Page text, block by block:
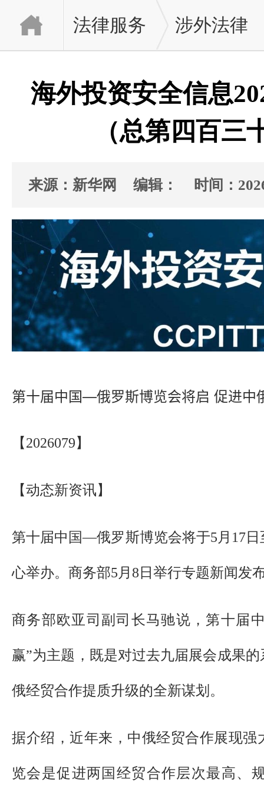
法律服务 涉外法律
海外投资安全信息
（总第四百三
来源：新华网 编辑： 时间：
第十届中国—俄罗斯博览会将启 促进中
【2026079】
【动态新资讯】
第十届中国—俄罗斯博览会将于5月17
心举办。商务部5月8日举行专题新闻发
商务部欧亚司副司长马驰说，第十届
赢”为主题，既是对过去九届展会成果
俄经贸合作提质升级的全新谋划。
据介绍，近年来，中俄经贸合作展现强
览会是促进两国经贸合作层次最高、